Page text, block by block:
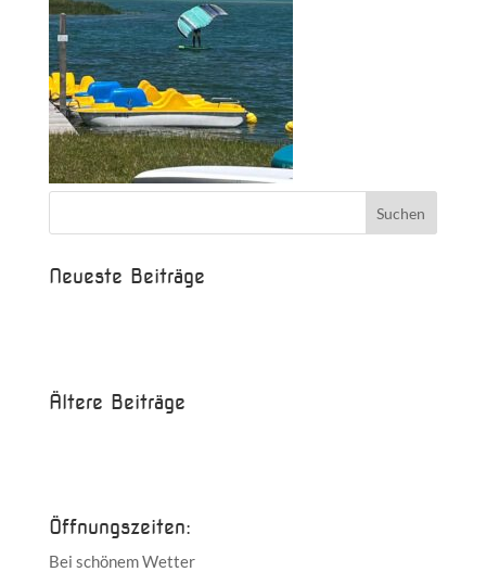
Neueste Beiträge
Ältere Beiträge
Öffnungszeiten:
Bei schönem Wetter